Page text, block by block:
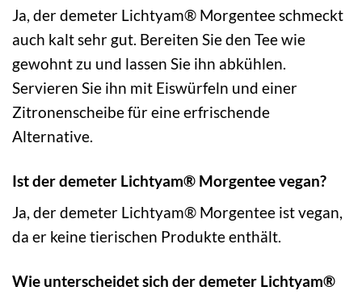
Ja, der demeter Lichtyam® Morgentee schmeckt
auch kalt sehr gut. Bereiten Sie den Tee wie
gewohnt zu und lassen Sie ihn abkühlen.
Servieren Sie ihn mit Eiswürfeln und einer
Zitronenscheibe für eine erfrischende
Alternative.
Ist der demeter Lichtyam® Morgentee vegan?
Ja, der demeter Lichtyam® Morgentee ist vegan,
da er keine tierischen Produkte enthält.
Wie unterscheidet sich der demeter Lichtyam®